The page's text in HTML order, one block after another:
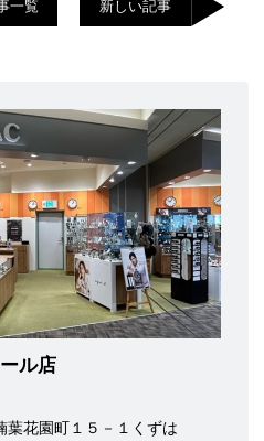
一覧 新しい記事
ル店
葉花園町１５－１くずは